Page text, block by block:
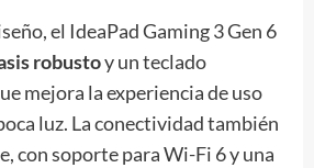
el IdeaPad Gaming 3 Gen 6
robustoy un teclado
mejora la experiencia de uso
luz. La conectividad también
con soporte para Wi-Fi 6 y una